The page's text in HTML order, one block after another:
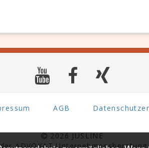
AGB
2026 JUSLINE
ADVOKAT